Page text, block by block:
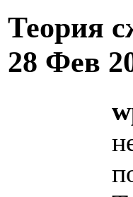
Теория
28 Фев